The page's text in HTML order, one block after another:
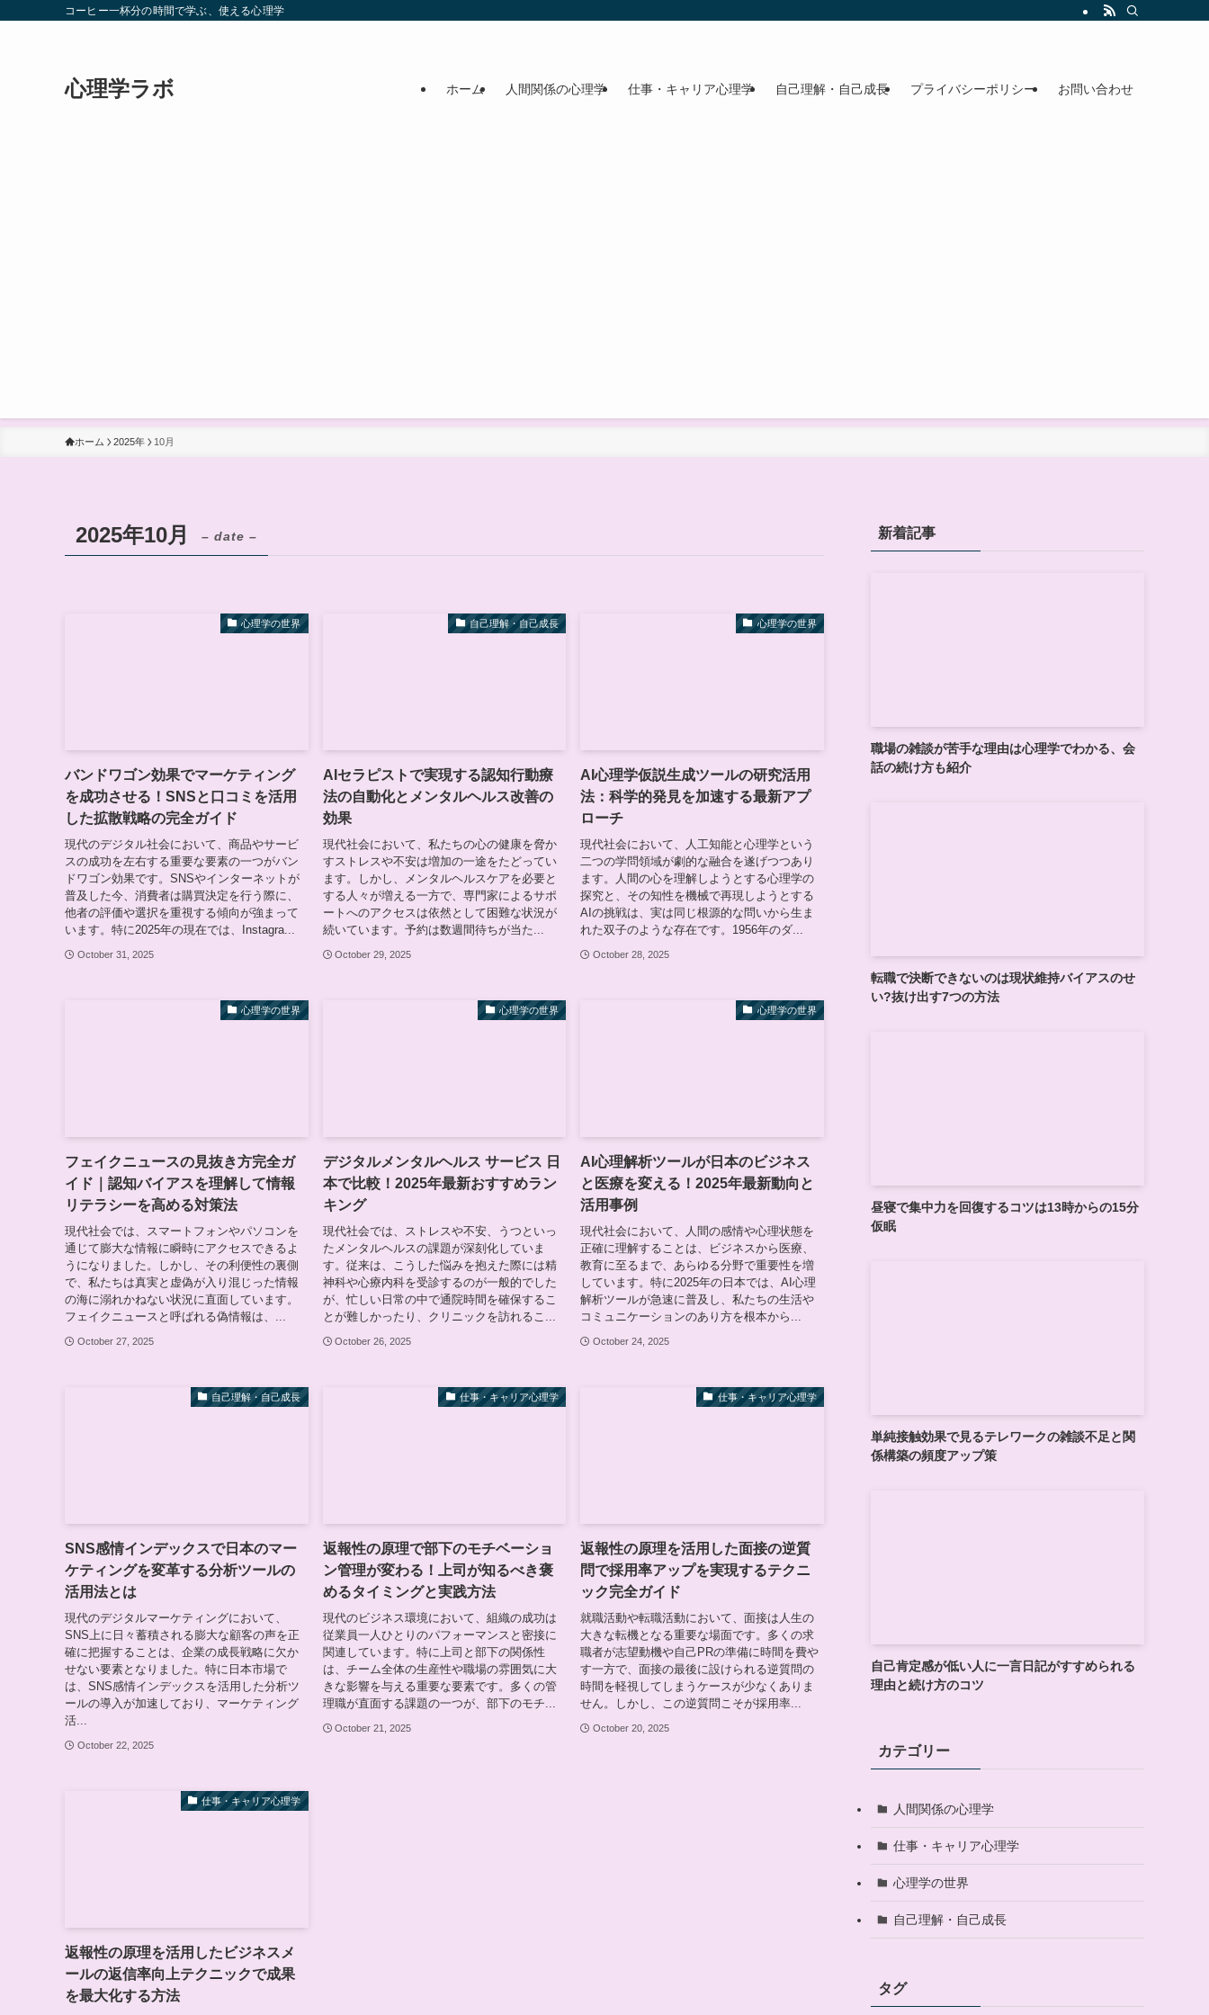
コーヒー一杯分の時間で学ぶ、使える心理学
心理学ラボ ホーム 人間関係の心理学 仕事・キャリア心理学 自己理解・自己成長 プライバシーポリシー お問い合わせ
ホーム 2025年 10月
2025年10月 – date –
心理学の世界
バンドワゴン効果でマーケティング
を成功させる！SNSと口コミを活用
した拡散戦略の完全ガイド
現代のデジタル社会において、商品やサービ
スの成功を左右する重要な要素の一つがバン
ドワゴン効果です。SNSやインターネットが
普及した今、消費者は購買決定を行う際に、
他者の評価や選択を重視する傾向が強まって
います。特に2025年の現在では、Instagra...
October 31, 2025
自己理解・自己成長
AIセラピストで実現する認知行動療
法の自動化とメンタルヘルス改善の
効果
現代社会において、私たちの心の健康を脅か
すストレスや不安は増加の一途をたどってい
ます。しかし、メンタルヘルスケアを必要と
する人々が増える一方で、専門家によるサポ
ートへのアクセスは依然として困難な状況が
続いています。予約は数週間待ちが当た...
October 29, 2025
心理学の世界
AI心理学仮説生成ツールの研究活用
法：科学的発見を加速する最新アプ
ローチ
現代社会において、人工知能と心理学という
二つの学問領域が劇的な融合を遂げつつあり
ます。人間の心を理解しようとする心理学の
探究と、その知性を機械で再現しようとする
AIの挑戦は、実は同じ根源的な問いから生ま
れた双子のような存在です。1956年のダ...
October 28, 2025
心理学の世界
フェイクニュースの見抜き方完全ガ
イド｜認知バイアスを理解して情報
リテラシーを高める対策法
現代社会では、スマートフォンやパソコンを
通じて膨大な情報に瞬時にアクセスできるよ
うになりました。しかし、その利便性の裏側
で、私たちは真実と虚偽が入り混じった情報
の海に溺れかねない状況に直面しています。
フェイクニュースと呼ばれる偽情報は、...
October 27, 2025
心理学の世界
デジタルメンタルヘルス サービス 日
本で比較！2025年最新おすすめラン
キング
現代社会では、ストレスや不安、うつといっ
たメンタルヘルスの課題が深刻化していま
す。従来は、こうした悩みを抱えた際には精
神科や心療内科を受診するのが一般的でした
が、忙しい日常の中で通院時間を確保するこ
とが難しかったり、クリニックを訪れるこ...
October 26, 2025
心理学の世界
AI心理解析ツールが日本のビジネス
と医療を変える！2025年最新動向と
活用事例
現代社会において、人間の感情や心理状態を
正確に理解することは、ビジネスから医療、
教育に至るまで、あらゆる分野で重要性を増
しています。特に2025年の日本では、AI心理
解析ツールが急速に普及し、私たちの生活や
コミュニケーションのあり方を根本から...
October 24, 2025
自己理解・自己成長
SNS感情インデックスで日本のマー
ケティングを変革する分析ツールの
活用法とは
現代のデジタルマーケティングにおいて、
SNS上に日々蓄積される膨大な顧客の声を正
確に把握することは、企業の成長戦略に欠か
せない要素となりました。特に日本市場で
は、SNS感情インデックスを活用した分析ツ
ールの導入が加速しており、マーケティング
活...
October 22, 2025
仕事・キャリア心理学
返報性の原理で部下のモチベーショ
ン管理が変わる！上司が知るべき褒
めるタイミングと実践方法
現代のビジネス環境において、組織の成功は
従業員一人ひとりのパフォーマンスと密接に
関連しています。特に上司と部下の関係性
は、チーム全体の生産性や職場の雰囲気に大
きな影響を与える重要な要素です。多くの管
理職が直面する課題の一つが、部下のモチ...
October 21, 2025
仕事・キャリア心理学
返報性の原理を活用した面接の逆質
問で採用率アップを実現するテクニ
ック完全ガイド
就職活動や転職活動において、面接は人生の
大きな転機となる重要な場面です。多くの求
職者が志望動機や自己PRの準備に時間を費や
す一方で、面接の最後に設けられる逆質問の
時間を軽視してしまうケースが少なくありま
せん。しかし、この逆質問こそが採用率...
October 20, 2025
仕事・キャリア心理学
返報性の原理を活用したビジネスメ
ールの返信率向上テクニックで成果
を最大化する方法
新着記事
職場の雑談が苦手な理由は心理学でわかる、会
話の続け方も紹介
転職で決断できないのは現状維持バイアスのせ
い?抜け出す7つの方法
昼寝で集中力を回復するコツは13時からの15分
仮眠
単純接触効果で見るテレワークの雑談不足と関
係構築の頻度アップ策
自己肯定感が低い人に一言日記がすすめられる
理由と続け方のコツ
カテゴリー
人間関係の心理学
仕事・キャリア心理学
心理学の世界
自己理解・自己成長
タグ